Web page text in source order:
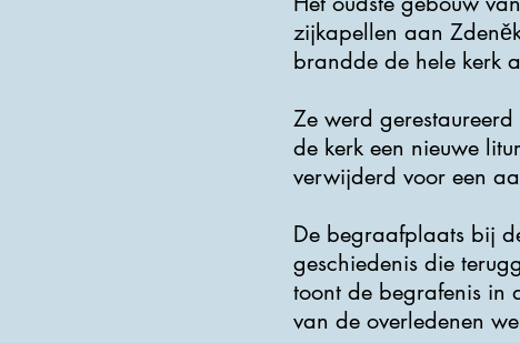
zijkapellen aan
brandde de hele kerk
Ze werd
de kerk een nieuwe
verwijderd voor een
De begraafplaats bij
geschiedenis die
toont de begrafenis in
van de overledenen